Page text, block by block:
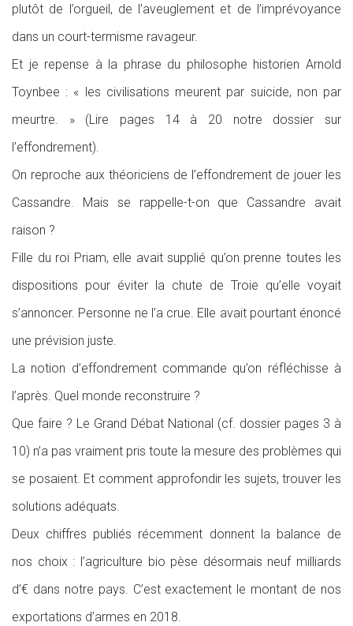
plutôt de l’orgueil, de l’aveuglement et de l’imprévoyance
dans un court-termisme ravageur.
Et je repense à la phrase du philosophe historien Arnold
Toynbee : « les civilisations meurent par suicide, non par
meurtre. » (Lire pages 14 à 20 notre dossier sur
l’effondrement).
On reproche aux théoriciens de l’effondrement de jouer les
Cassandre. Mais se rappelle-t-on que Cassandre avait
raison ?
Fille du roi Priam, elle avait supplié qu’on prenne toutes les
dispositions pour éviter la chute de Troie qu’elle voyait
s’annoncer. Personne ne l’a crue. Elle avait pourtant énoncé
une prévision juste.
La notion d’effondrement commande qu’on réfléchisse à
l’après. Quel monde reconstruire ?
Que faire ? Le Grand Débat National (cf. dossier pages 3 à
10) n’a pas vraiment pris toute la mesure des problèmes qui
se posaient. Et comment approfondir les sujets, trouver les
solutions adéquats.
Deux chiffres publiés récemment donnent la balance de
nos choix : l’agriculture bio pèse désormais neuf milliards
d’€ dans notre pays. C’est exactement le montant de nos
exportations d’armes en 2018.